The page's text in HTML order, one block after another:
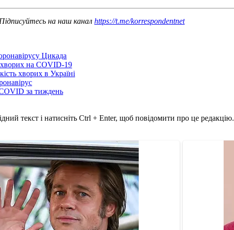
на наш канал https://t.me/korrespondentnet
Цикада
хворих на COVID-19
хворих в Україні
COVID за тиждень
текст і натисніть Ctrl + Enter, щоб повідомити про це редакцію.